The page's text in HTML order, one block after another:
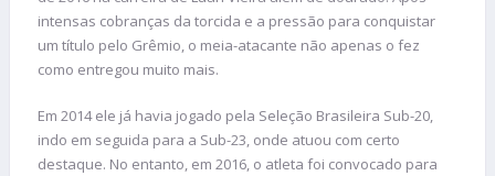
intensas cobranças da torcida e a pressão para conquistar
um título pelo Grêmio, o meia-atacante não apenas o fez
como entregou muito mais.
Em 2014 ele já havia jogado pela Seleção Brasileira Sub-20,
indo em seguida para a Sub-23, onde atuou com certo
destaque. No entanto, em 2016, o atleta foi convocado para